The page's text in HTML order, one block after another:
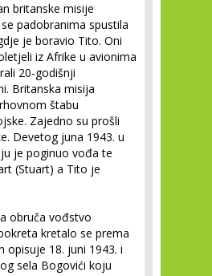
britanske misije
se padobranima spustila
je boravio Tito. Oni
iz Afrike u avionima
20-godišnji
Britanska misija
štabu
Zajedno su prošli
Devetog juna 1943. u
je poginuo vođa te
(Stuart) a Tito je
obruča vođstvo
kretalo se prema
opisuje 18. juni 1943. i
sela Bogovići koju